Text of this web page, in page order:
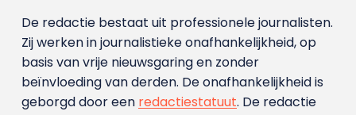
De redactie bestaat uit professionele journalisten.
Zij werken in journalistieke onafhankelijkheid, op
basis van vrije nieuwsgaring en zonder
beïnvloeding van derden. De onafhankelijkheid is
geborgd door een redactiestatuut. De redactie